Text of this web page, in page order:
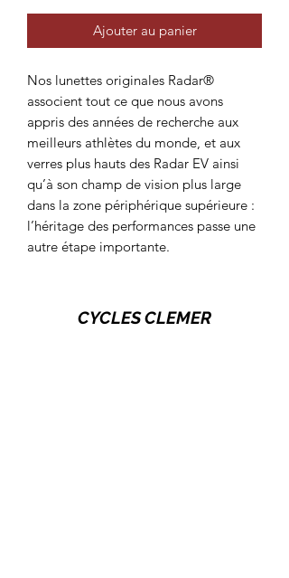
Ajouter au panier
Nos lunettes originales Radar®
associent tout ce que nous avons
appris des années de recherche aux
meilleurs athlètes du monde, et aux
verres plus hauts des Radar EV ainsi
qu’à son champ de vision plus large
dans la zone périphérique supérieure :
l’héritage des performances passe une
autre étape importante.
CYCLES CLEMER